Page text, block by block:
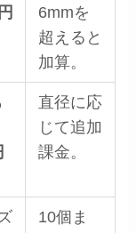
6mmを
超えると
加算。
直径に応
じて追加
課金。
10個ま